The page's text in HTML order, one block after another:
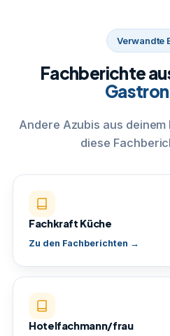
Verwandte
Fachberichte
Andere Azubis aus
diese
Fachkraft Küche
Zu den Fachberichten →
Hotelfachmann/frau